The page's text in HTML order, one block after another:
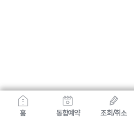
홈 통합예약 조회/취소